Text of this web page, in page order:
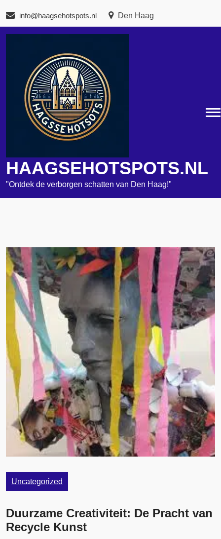
de
inhoud
info@haagsehotspots.nl Den Haag
HAAGSEHOTSPOTS.NL
"Ontdek de verborgen schatten van Den Haag!"
Uncategorized
Duurzame Creativiteit: De Pracht van
Recycle Kunst